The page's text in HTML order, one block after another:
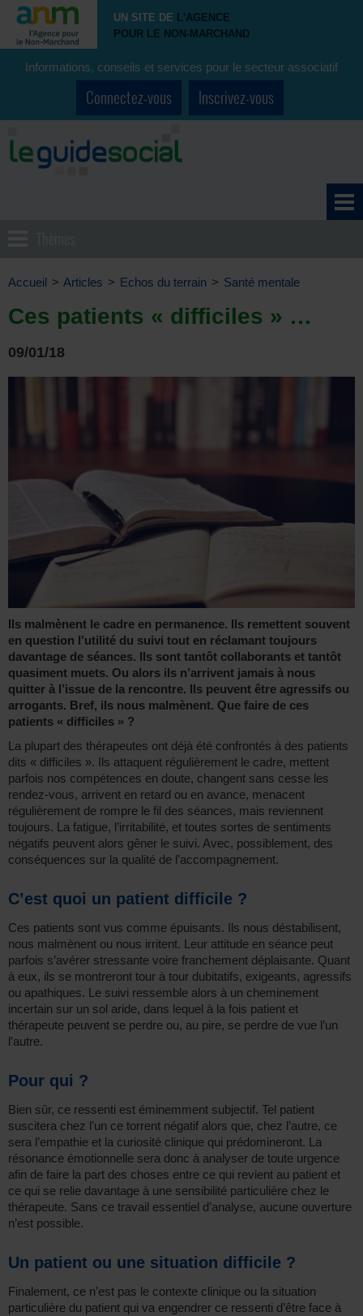
UN SITE DE L'AGENCE
POUR LE NON-MARCHAND
Informations, conseils et services pour le secteur associatif
Connectez-vous Inscrivez-vous
Accueil > Articles > Echos du terrain > Santé mentale
Ces patients « difficiles » …
09/01/18
Ils malmènent le cadre en permanence. Ils remettent souvent
en question l’utilité du suivi tout en réclamant toujours
davantage de séances. Ils sont tantôt collaborants et tantôt
quasiment muets. Ou alors ils n’arrivent jamais à nous
quitter à l’issue de la rencontre. Ils peuvent être agressifs ou
arrogants. Bref, ils nous malmènent. Que faire de ces
patients « difficiles » ?
La plupart des thérapeutes ont déjà été confrontés à des patients
dits « difficiles ». Ils attaquent régulièrement le cadre, mettent
parfois nos compétences en doute, changent sans cesse les
rendez-vous, arrivent en retard ou en avance, menacent
régulièrement de rompre le fil des séances, mais reviennent
toujours. La fatigue, l’irritabilité, et toutes sortes de sentiments
négatifs peuvent alors gêner le suivi. Avec, possiblement, des
conséquences sur la qualité de l’accompagnement.
C’est quoi un patient difficile ?
Ces patients sont vus comme épuisants. Ils nous déstabilisent,
nous malmènent ou nous irritent. Leur attitude en séance peut
parfois s’avérer stressante voire franchement déplaisante. Quant
à eux, ils se montreront tour à tour dubitatifs, exigeants, agressifs
ou apathiques. Le suivi ressemble alors à un cheminement
incertain sur un sol aride, dans lequel à la fois patient et
thérapeute peuvent se perdre ou, au pire, se perdre de vue l’un
l’autre.
Pour qui ?
Bien sûr, ce ressenti est éminemment subjectif. Tel patient
suscitera chez l’un ce torrent négatif alors que, chez l’autre, ce
sera l’empathie et la curiosité clinique qui prédomineront. La
résonance émotionnelle sera donc à analyser de toute urgence
afin de faire la part des choses entre ce qui revient au patient et
ce qui se relie davantage à une sensibilité particulière chez le
thérapeute. Sans ce travail essentiel d’analyse, aucune ouverture
n’est possible.
Un patient ou une situation difficile ?
Finalement, ce n’est pas le contexte clinique ou la situation
particulière du patient qui va engendrer ce ressenti d’être face à